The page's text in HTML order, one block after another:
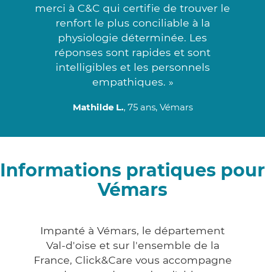
merci à C&C qui certifie de trouver le
renfort le plus conciliable à la
physiologie déterminée. Les
réponses sont rapides et sont
intelligibles et les personnels
empathiques. »
Mathilde L., 75 ans, Vémars
Informations pratiques pour
Vémars
Impanté à Vémars, le département
Val-d'oise et sur l'ensemble de la
France, Click&Care vous accompagne